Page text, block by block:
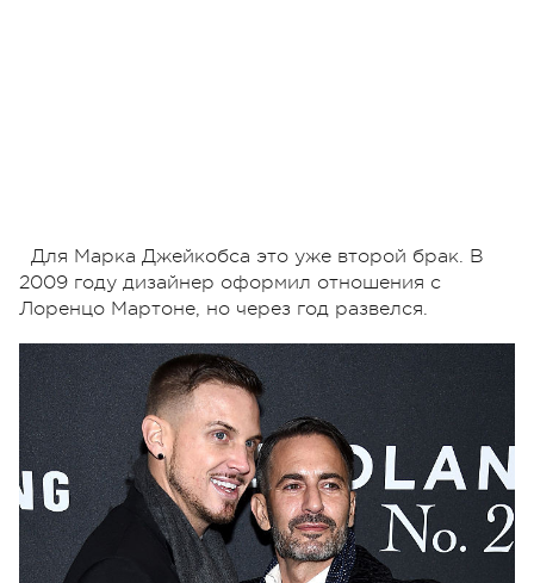
Для Марка Джейкобса это уже второй брак. В
2009 году дизайнер оформил отношения с
Лоренцо Мартоне, но через год развелся.